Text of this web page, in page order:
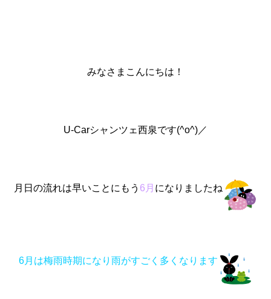
みなさまこんにちは！
U-Carシャンツェ西泉です(^o^)／
月日の流れは早いことにもう 6月 になりましたね
6月は梅雨時期になり雨がすごく多くなります